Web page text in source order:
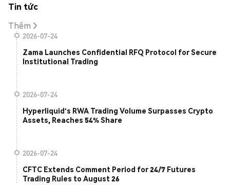
Tin tức
Thêm
2026-07-24
Zama Launches Confidential RFQ Protocol for Secure
Institutional Trading
2026-07-24
Hyperliquid's RWA Trading Volume Surpasses Crypto
Assets, Reaches 54% Share
2026-07-24
CFTC Extends Comment Period for 24/7 Futures
Trading Rules to August 26